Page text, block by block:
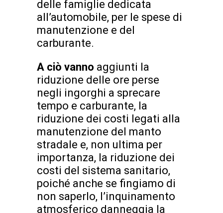
delle famiglie dedicata
all’automobile, per le spese di
manutenzione e del
carburante.
A ciò vanno aggiunti la
riduzione delle ore perse
negli ingorghi a sprecare
tempo e carburante, la
riduzione dei costi legati alla
manutenzione del manto
stradale e, non ultima per
importanza, la riduzione dei
costi del sistema sanitario,
poiché anche se fingiamo di
non saperlo, l’inquinamento
atmosferico danneggia la